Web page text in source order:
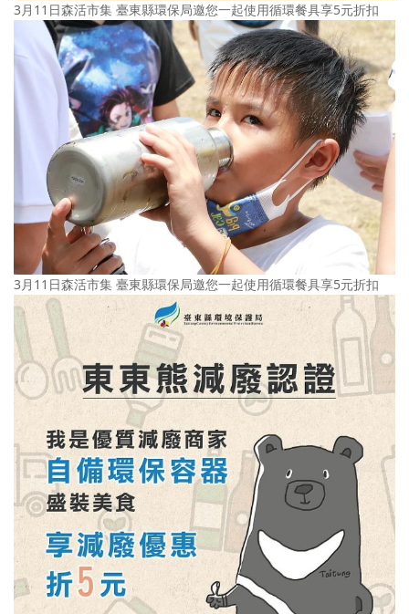
3月11日森活市集 臺東縣環保局邀您一起使用循環餐具享5元折扣
3月11日森活市集 臺東縣環保局邀您一起使用循環餐具享5元折扣